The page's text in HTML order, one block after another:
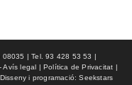
08035 | Tel. 93 428 53 53 |
Avís legal | Política de Privacitat |
i programació: Seekstars